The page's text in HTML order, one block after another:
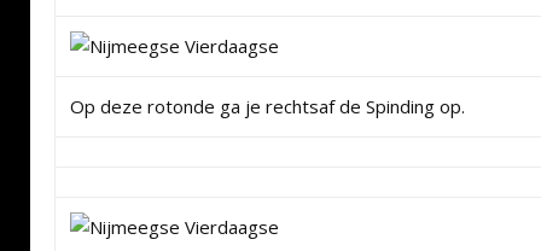
Op deze rotonde ga je rechtsaf de Spinding op.